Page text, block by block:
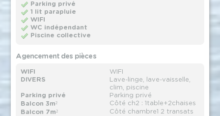
Parking privé
1 lit parapluie
WIFI
WC indépendant
Piscine collective
Agencement des pièces
WIFI
WIFI
DIVERS
Lave-linge, lave-vaisselle,
clim, piscine
Parking privé
Parking privé
Balcon 3m²
Côté ch2 : 1table+2chaises
Balcon 7m²
Côté chambre1 2 transats